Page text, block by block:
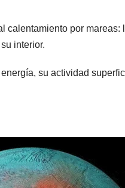
calentamiento por
interior.
su actividad